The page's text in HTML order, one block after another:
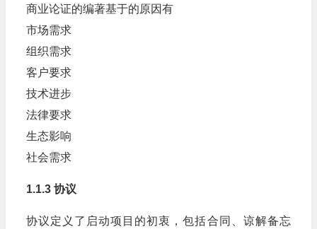
商业论证的编著基于的原因有
市场需求
组织需求
客户要求
技术进步
法律要求
生态影响
社会需求
1.1.3 协议
协议定义了启动项目的初衷，包括合同、谅解备忘